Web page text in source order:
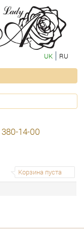
UK RU
14-00
Корзина пуста